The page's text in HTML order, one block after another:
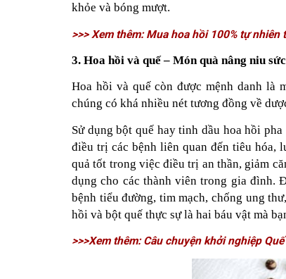
khỏe và bóng mượt.
>>> Xem thêm: Mua hoa hồi 100% tự nhiên
3. Hoa hồi và quế – Món quà nâng niu
Hoa hồi và quế còn được mệnh danh
chúng có khá nhiều nét tương đồng về
Sử dụng bột quế hay tinh dầu hoa hồi
điều trị các bệnh liên quan đến tiêu hóa,
quả tốt trong việc điều trị an thần, giảm
dụng cho các thành viên trong gia đình.
bệnh tiểu đường, tim mạch, chống ung
hồi và bột quế thực sự là hai báu vật mà
>>>Xem thêm: Câu chuyện khởi nghiệp